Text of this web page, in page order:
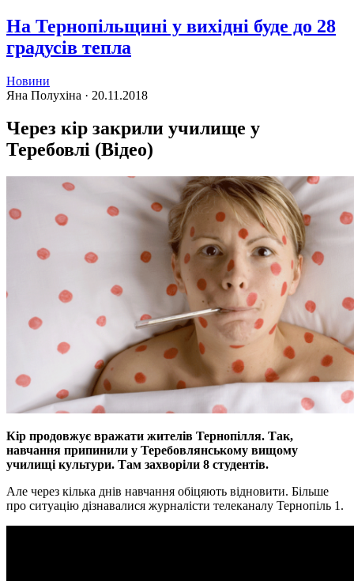
На Тернопільщині у вихідні буде до 28
градусів тепла
Новини
Яна Полухіна · 20.11.2018
Через кір закрили училище у
Теребовлі (Відео)
Кір продовжує вражати жителів Тернопілля. Так,
навчання припинили у Теребовлянському вищому
училищі культури. Там захворіли 8 студентів.
Але через кілька днів навчання обіцяють відновити. Більше
про ситуацію дізнавалися журналісти телеканалу Тернопіль 1.